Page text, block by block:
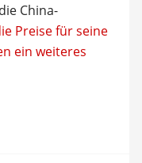
China-
Preise für seine
ein weiteres